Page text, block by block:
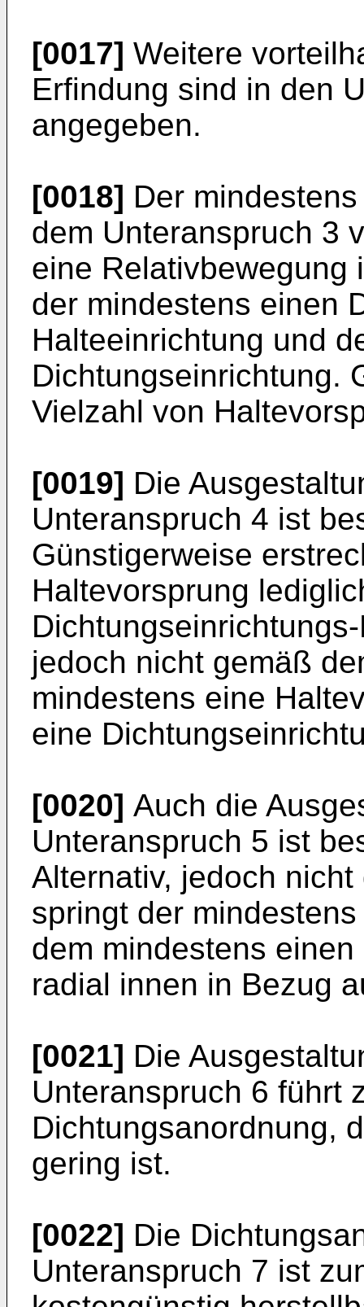
[0017] Weitere
Erfindung sind in den
angegeben.
[0018] Der
dem Unteranspruch 3
eine Relativbewegung
der mindestens einen
Halteeinrichtung und
Dichtungseinrichtung.
Vielzahl von
[0019] Die
Unteranspruch 4 ist
Günstigerweise
Haltevorsprung
jedoch nicht gemäß
mindestens eine
eine
[0020] Auch die
Unteranspruch 5 ist
Alternativ, jedoch
springt der
dem mindestens
radial innen in Bezug
[0021] Die
Unteranspruch 6 führt
Dichtungsanordnung,
gering ist.
[0022] Die
Unteranspruch 7 ist